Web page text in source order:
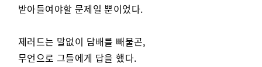
받아들여야할 문제일 뿐이었다.
제러드는 말없이 담배를 빼물곤,
무언으로 그들에게 답을 했다.